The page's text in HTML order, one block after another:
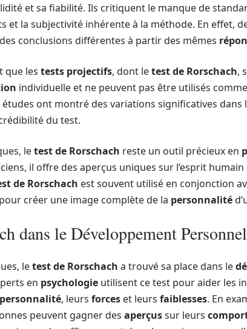
et sa fiabilité. Ils critiquent le manque de
et la subjectivité inhérente à la méthode. En effet,
conclusions différentes à partir des mêmes
que les tests projectifs, dont letest de Rorschach,
individuelle et ne peuvent pas être utilisés
ont montré des variations significatives
du test.
letest de Rorschach reste un outil précieux en
il offre des aperçus uniques sur l’esprit
de Rorschach est souvent utilisé en conjonction
créer une image complète de la personnalité
dans le Développement Personnel
letest de Rorschach a trouvé sa place dans le
en psychologie utilisent ce test pour aider les
, leurs forces et leurs faiblesses. En
peuvent gagner des aperçussur leurs